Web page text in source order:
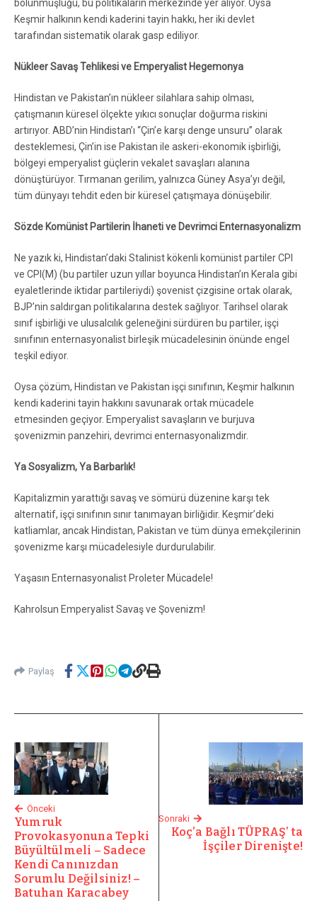
bölünmüşlüğü, bu politikaların merkezinde yer alıyor. Oysa
Keşmir halkının kendi kaderini tayin hakkı, her iki devlet
tarafından sistematik olarak gasp ediliyor.
Nükleer Savaş Tehlikesi ve Emperyalist Hegemonya
Hindistan ve Pakistan’ın nükleer silahlara sahip olması,
çatışmanın küresel ölçekte yıkıcı sonuçlar doğurma riskini
artırıyor. ABD’nin Hindistan’ı “Çin’e karşı denge unsuru” olarak
desteklemesi, Çin’in ise Pakistan ile askeri-ekonomik işbirliği,
bölgeyi emperyalist güçlerin vekalet savaşları alanına
dönüştürüyor. Tırmanan gerilim, yalnızca Güney Asya’yı değil,
tüm dünyayı tehdit eden bir küresel çatışmaya dönüşebilir.
Sözde Komünist Partilerin İhaneti ve Devrimci Enternasyonalizm
Ne yazık ki, Hindistan’daki Stalinist kökenli komünist partiler CPI
ve CPI(M) (bu partiler uzun yıllar boyunca Hindistan’ın Kerala gibi
eyaletlerinde iktidar partileriydi) şovenist çizgisine ortak olarak,
BJP’nin saldırgan politikalarına destek sağlıyor. Tarihsel olarak
sınıf işbirliği ve ulusalcılık geleneğini sürdüren bu partiler, işçi
sınıfının enternasyonalist birleşik mücadelesinin önünde engel
teşkil ediyor.
Oysa çözüm, Hindistan ve Pakistan işçi sınıfının, Keşmir halkının
kendi kaderini tayin hakkını savunarak ortak mücadele
etmesinden geçiyor. Emperyalist savaşların ve burjuva
şovenizmin panzehiri, devrimci enternasyonalizmdir.
Ya Sosyalizm, Ya Barbarlık!
Kapitalizmin yarattığı savaş ve sömürü düzenine karşı tek
alternatif, işçi sınıfının sınır tanımayan birliğidir. Keşmir’deki
katliamlar, ancak Hindistan, Pakistan ve tüm dünya emekçilerinin
şovenizme karşı mücadelesiyle durdurulabilir.
Yaşasın Enternasyonalist Proleter Mücadele!
Kahrolsun Emperyalist Savaş ve Şovenizm!
Paylaş
Önceki
Yumruk
Provokasyonuna Tepki
Büyültülmeli – Sadece
Kendi Canınızdan
Sorumlu Değilsiniz! –
Batuhan Karacabey
Sonraki
Koç’a Bağlı TÜPRAŞ’ ta
İşçiler Direnişte!